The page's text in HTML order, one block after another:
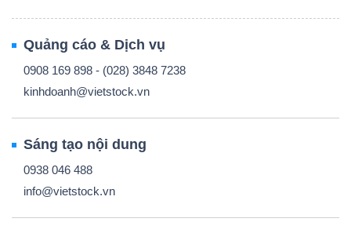
Quảng cáo & Dịch vụ
0908 169 898 - (028) 3848 7238
kinhdoanh@vietstock.vn
Sáng tạo nội dung
0938 046 488
info@vietstock.vn